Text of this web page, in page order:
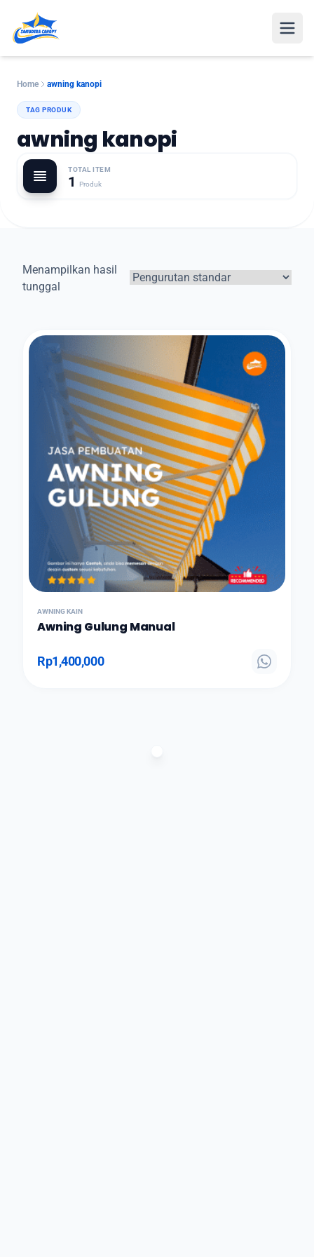
Home awning kanopi
TAG PRODUK
awning kanopi
TOTAL ITEM
1 Produk
Menampilkan hasil
tunggal
AWNING KAIN
Awning Gulung Manual
Rp1,400,000